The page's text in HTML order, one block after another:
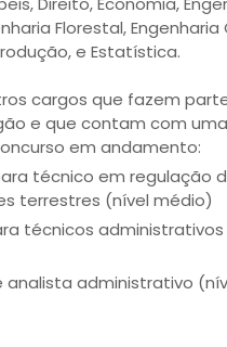
Florestal, Engenharia
e Estatística.
cargos que fazem
e que contam com uma
em andamento:
técnico em regulação
terrestres (nível médio)
técnicos administrativos
analista administrativo